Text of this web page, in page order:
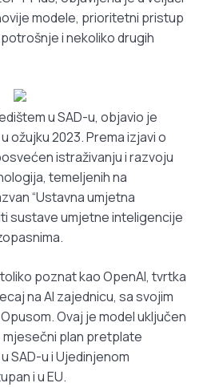
modele, prioritetni pristup
i nekoliko drugih
u SAD-u, objavio je
ožujku 2023. Prema izjavi o
istraživanju i razvoju
temeljenih na
“Ustavna umjetna
sustave umjetne inteligencije
poznat kao OpenAI, tvrtka
na AI zajednicu, sa svojim
Ovaj je model uključen
mjesečni plan pretplate
SAD-u i Ujedinjenom
i u EU.